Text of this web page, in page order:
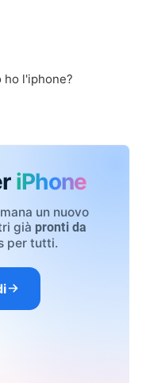
l'iphone?
iPhone
un nuovo
già pronti da
per tutti.